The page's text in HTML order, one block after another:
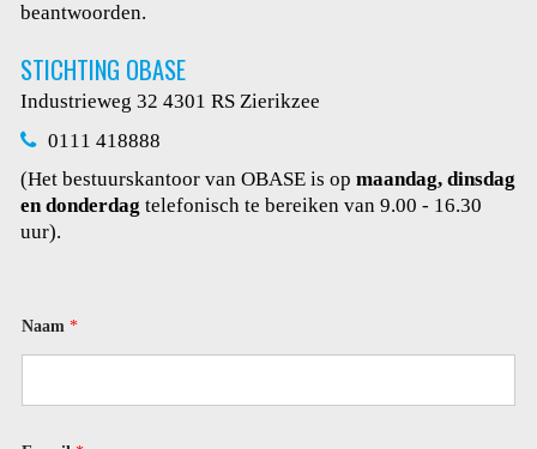
beantwoorden.
STICHTING OBASE
Industrieweg 32 4301 RS Zierikzee
0111 418888
(Het bestuurskantoor van OBASE is opmaandag, dinsdag
en donderdagtelefonisch te bereiken van 9.00 - 16.30
uur).
Naam*